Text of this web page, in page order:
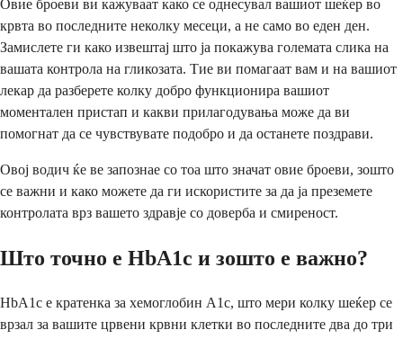
Овие броеви ви кажуваат како се однесувал вашиот шеќер во
крвта во последните неколку месеци, а не само во еден ден.
Замислете ги како извештај што ја покажува големата слика на
вашата контрола на гликозата. Тие ви помагаат вам и на вашиот
лекар да разберете колку добро функционира вашиот
моментален пристап и какви прилагодувања може да ви
помогнат да се чувствувате подобро и да останете поздрави.
Овој водич ќе ве запознае со тоа што значат овие броеви, зошто
се важни и како можете да ги искористите за да ја преземете
контролата врз вашето здравје со доверба и смиреност.
Што точно е HbA1c и зошто е важно?
HbA1c е кратенка за хемоглобин A1c, што мери колку шеќер се
врзал за вашите црвени крвни клетки во последните два до три